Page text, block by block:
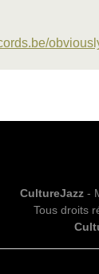
CultureJazz-
Tous droits